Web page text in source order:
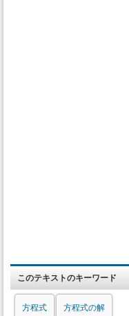
このテキストのキーワード
方程式 方程式の解